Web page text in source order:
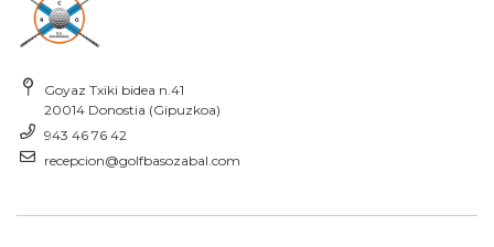
Goyaz Txiki bidea n.41
20014 Donostia (Gipuzkoa)
943 46 76 42
recepcion@golfbasozabal.com